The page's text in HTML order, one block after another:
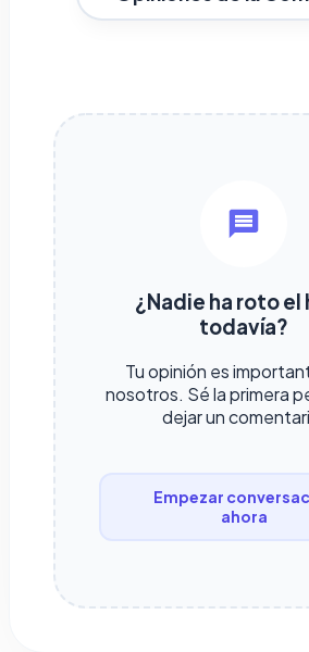
¿Nadie ha roto el
todavía?
Tu opinión es
nosotros. Sé la primera
dejar un
Empezar
ahora